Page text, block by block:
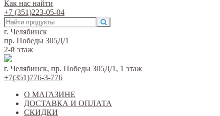
Как нас найти
+7 (351)223-05-04
г. Челябинск
пр. Победы 305Д/1
2-й этаж
г. Челябинск, пр. Победы 305Д/1, 1 этаж
+7(351)776-3-776
О МАГАЗИНЕ
ДОСТАВКА И ОПЛАТА
СКИДКИ